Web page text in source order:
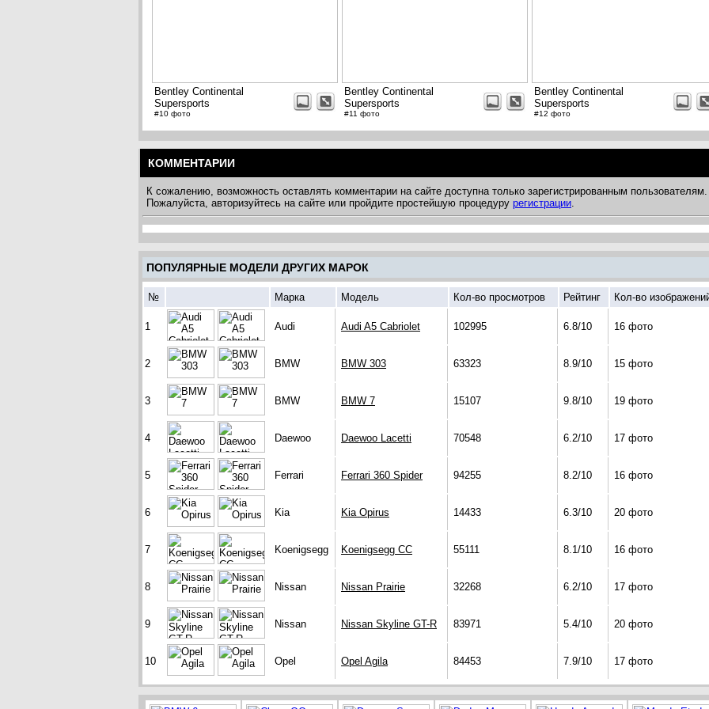
Bentley Continental
Supersports
#10 фото
Bentley Continental
Supersports
#11 фото
Bentley Continental
Supersports
#12 фото
КОММЕНТАРИИ
К сожалению, возможность оставлять комментарии на сайте доступна только зарегистрированным пользователям.
Пожалуйста, авторизуйтесь на сайте или пройдите простейшую процедуру регистрации.
ПОПУЛЯРНЫЕ МОДЕЛИ ДРУГИХ МАРОК
№ Марка Модель Кол-во просмотров Рейтинг Кол-во
1 Audi Audi A5 Cabriolet 102995 6.8/10 16 фото
2 BMW BMW 303 63323 8.9/10 15 фото
3 BMW BMW 7 15107 9.8/10 19 фото
4 Daewoo Daewoo Lacetti 70548 6.2/10 17 фото
5 Ferrari Ferrari 360 Spider 94255 8.2/10 16 фото
6 Kia Kia Opirus 14433 6.3/10 20 фото
7 Koenigsegg Koenigsegg CC 55111 8.1/10 16 фото
8 Nissan Nissan Prairie 32268 6.2/10 17 фото
9 Nissan Nissan Skyline GT-R 83971 5.4/10 20 фото
10 Opel Opel Agila 84453 7.9/10 17 фото